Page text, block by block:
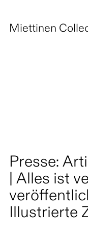
Miettinen
Menu
Presse:
| Alles ist
Illustrierte